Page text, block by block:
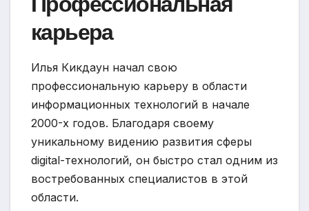
карьера
Илья Кикдаун начал свою
профессиональную карьеру в области
информационных технологий в начале
2000-х годов. Благодаря своему
уникальному видению развития сферы
digital-технологий, он быстро стал одним из
востребованных специалистов в этой
области.